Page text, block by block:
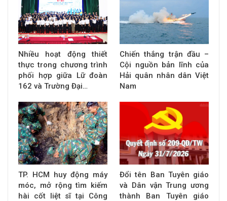
Nhiều hoạt động thiết
thực trong chương trình
phối hợp giữa Lữ đoàn
162 và Trường Đại…
Chiến thắng trận đầu –
Cội nguồn bản lĩnh của
Hải quân nhân dân Việt
Nam
TP. HCM huy động máy
móc, mở rộng tìm kiếm
hài cốt liệt sĩ tại Công
Đổi tên Ban Tuyên giáo
và Dân vận Trung ương
thành Ban Tuyên giáo